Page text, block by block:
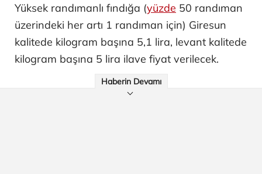
Yüksek randımanlı fındığa (yüzde 50 randıman
üzerindeki her artı 1 randıman için) Giresun
kalitede kilogram başına 5,1 lira, levant kalitede
kilogram başına 5 lira ilave fiyat verilecek.
Haberin Devamı